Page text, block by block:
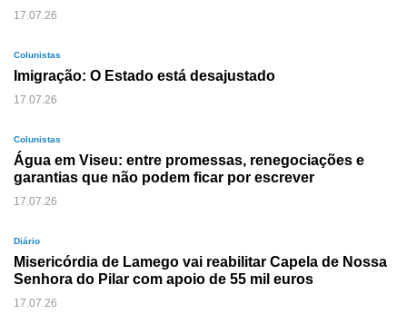
17.07.26
Colunistas
Imigração: O Estado está desajustado
17.07.26
Colunistas
Água em Viseu: entre promessas, renegociações e
garantias que não podem ficar por escrever
17.07.26
Diário
Misericórdia de Lamego vai reabilitar Capela de Nossa
Senhora do Pilar com apoio de 55 mil euros
17.07.26